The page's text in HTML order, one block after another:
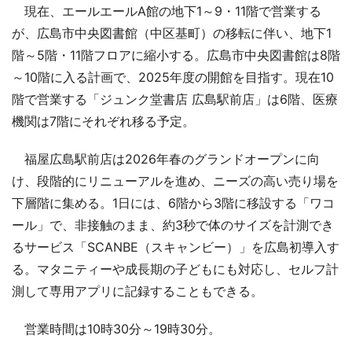
現在、エールエールA館の地下1～9・11階で営業する
が、広島市中央図書館（中区基町）の移転に伴い、地下1
階～5階・11階フロアに縮小する。広島市中央図書館は8階
～10階に入る計画で、2025年度の開館を目指す。現在10
階で営業する「ジュンク堂書店 広島駅前店」は6階、医療
機関は7階にそれぞれ移る予定。
福屋広島駅前店は2026年春のグランドオープンに向
け、段階的にリニューアルを進め、ニーズの高い売り場を
下層階に集める。1日には、6階から3階に移設する「ワコ
ール」で、非接触のまま、約3秒で体のサイズを計測でき
るサービス「SCANBE（スキャンビー）」を広島初導入す
る。マタニティーや成長期の子どもにも対応し、セルフ計
測して専用アプリに記録することもできる。
営業時間は10時30分～19時30分。